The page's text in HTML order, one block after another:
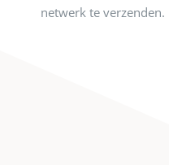
netwerk te verzenden.